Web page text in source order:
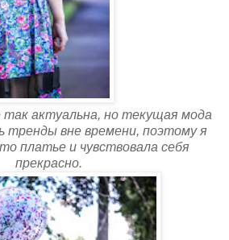
так актуальна, но текущая мода
тренды вне времени, поэтому я
платье и чувствовала себя
прекрасно.